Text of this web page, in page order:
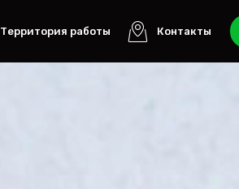
Территория работы Контакты